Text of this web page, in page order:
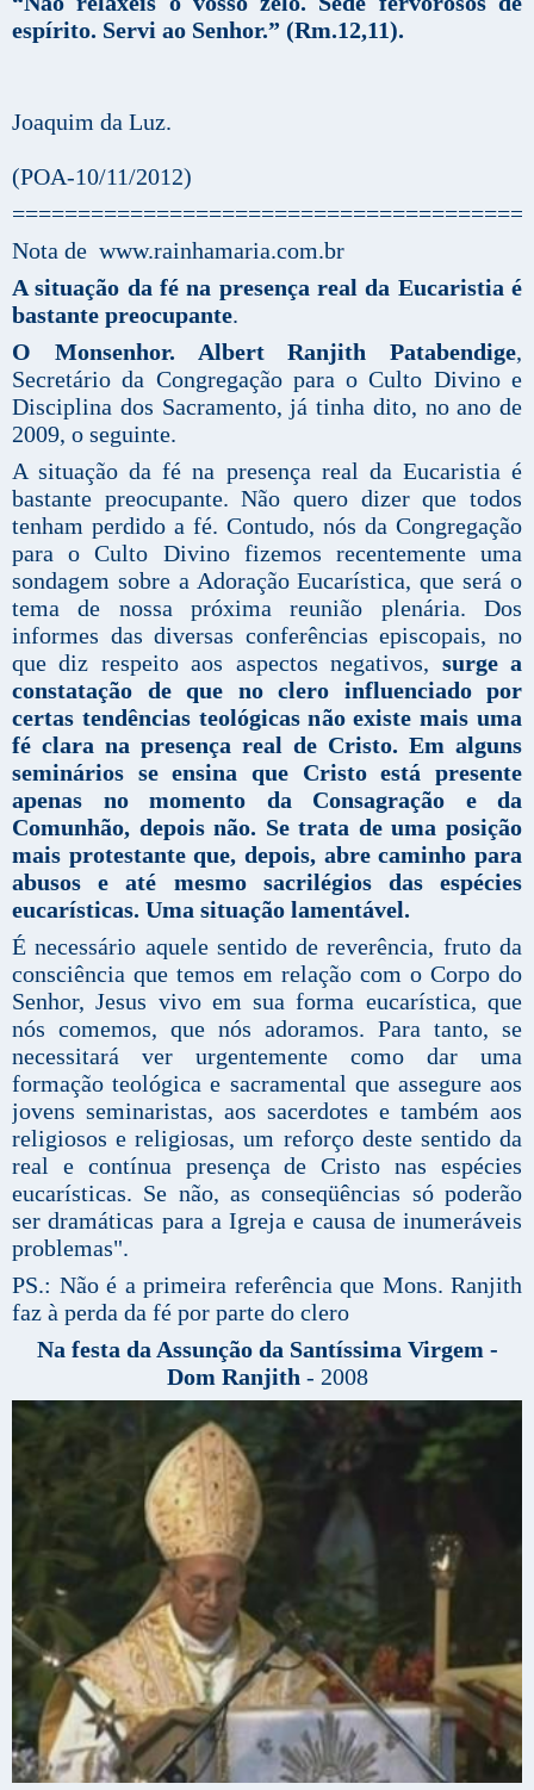
espírito. Servi ao Senhor.” (Rm.12,11).
Joaquim da Luz.
(POA-10/11/2012)
Nota de www.rainhamaria.com.br
A situação da fé na presença real da Eucaristia é
bastante preocupante.
O Monsenhor. Albert Ranjith Patabendige,
Secretário da Congregação para o Culto Divino e
Disciplina dos Sacramento, já tinha dito, no ano de
2009, o seguinte.
A situação da fé na presença real da Eucaristia é
bastante preocupante. Não quero dizer que todos
tenham perdido a fé. Contudo, nós da Congregação
para o Culto Divino fizemos recentemente uma
sondagem sobre a Adoração Eucarística, que será o
tema de nossa próxima reunião plenária. Dos
informes das diversas conferências episcopais, no
que diz respeito aos aspectos negativos, surge a
constatação de que no clero influenciado por
certas tendências teológicas não existe mais uma
fé clara na presença real de Cristo. Em alguns
seminários se ensina que Cristo está presente
apenas no momento da Consagração e da
Comunhão, depois não. Se trata de uma posição
mais protestante que, depois, abre caminho para
abusos e até mesmo sacrilégios das espécies
eucarísticas. Uma situação lamentável.
É necessário aquele sentido de reverência, fruto da
consciência que temos em relação com o Corpo do
Senhor, Jesus vivo em sua forma eucarística, que
nós comemos, que nós adoramos. Para tanto, se
necessitará ver urgentemente como dar uma
formação teológica e sacramental que assegure aos
jovens seminaristas, aos sacerdotes e também aos
religiosos e religiosas, um reforço deste sentido da
real e contínua presença de Cristo nas espécies
eucarísticas. Se não, as conseqüências só poderão
ser dramáticas para a Igreja e causa de inumeráveis
problemas".
PS.: Não é a primeira referência que Mons. Ranjith
faz à perda da fé por parte do clero
Na festa da Assunção da Santíssima Virgem -
Dom Ranjith - 2008